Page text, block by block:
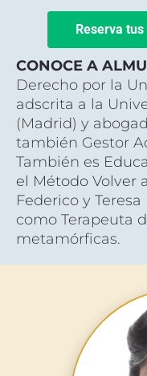
Reserva
CONOCE A
Derecho por la
adscrita a la
(Madrid) y
también Gestor
También es
el Método Volver
Federico y
como Terapeuta
metamórficas.